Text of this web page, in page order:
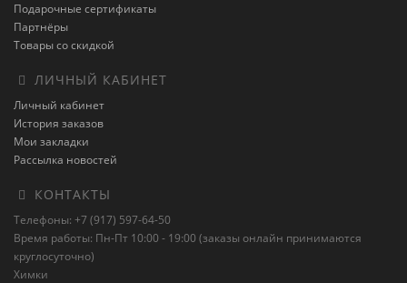
Подарочные сертификаты
Партнёры
Товары со скидкой
ЛИЧНЫЙ КАБИНЕТ
Личный кабинет
История заказов
Мои закладки
Рассылка новостей
КОНТАКТЫ
Телефоны: +7 (917) 597-64-50
Время работы: Пн-Пт 10:00 - 19:00 (заказы онлайн принимаются
круглосуточно)
Химки